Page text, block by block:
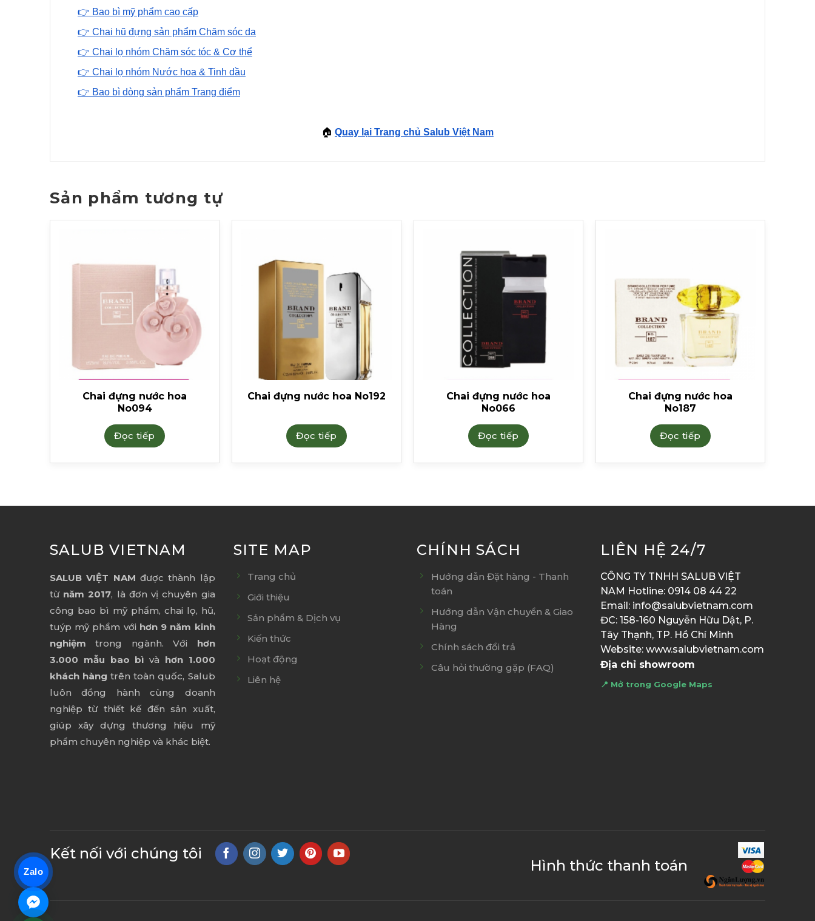
👉 Bao bì mỹ phẩm cao cấp
👉 Chai hũ đựng sản phẩm Chăm sóc da
👉 Chai lọ nhóm Chăm sóc tóc & Cơ thể
👉 Chai lọ nhóm Nước hoa & Tinh dầu
👉 Bao bì dòng sản phẩm Trang điểm
🏠 Quay lại Trang chủ Salub Việt Nam
Sản phẩm tương tự
Chai đựng nước hoa
No094
Đọc tiếp
Chai đựng nước hoa No192
Đọc tiếp
Chai đựng nước hoa
No066
Đọc tiếp
Chai đựng nước hoa
No187
Đọc tiếp
SALUB VIETNAM
SALUB VIỆT NAM được thành lập
từ năm 2017, là đơn vị chuyên gia
công bao bì mỹ phẩm, chai lọ, hũ,
tuýp mỹ phẩm với hơn 9 năm kinh
nghiệm trong ngành. Với hơn
3.000 mẫu bao bì và hơn 1.000
khách hàng trên toàn quốc, Salub
luôn đồng hành cùng doanh
nghiệp từ thiết kế đến sản xuất,
giúp xây dựng thương hiệu mỹ
phẩm chuyên nghiệp và khác biệt.
SITE MAP
Trang chủ
Giới thiệu
Sản phẩm & Dịch vụ
Kiến thức
Hoạt động
Liên hệ
CHÍNH SÁCH
Hướng dẫn Đặt hàng - Thanh
toán
Hướng dẫn Vận chuyển & Giao
Hàng
Chính sách đổi trả
Câu hỏi thường gặp (FAQ)
LIÊN HỆ 24/7
CÔNG TY TNHH SALUB VIỆT
NAM Hotline: 0914 08 44 22
Email: info@salubvietnam.com
ĐC: 158-160 Nguyễn Hữu Dật, P.
Tây Thạnh, TP. Hồ Chí Minh
Website: www.salubvietnam.com
Địa chỉ showroom
📍 Mở trong Google Maps
Kết nối với chúng tôi
Hình thức thanh toán
Zalo